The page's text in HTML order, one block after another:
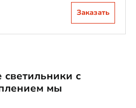
Заказать
с
мы